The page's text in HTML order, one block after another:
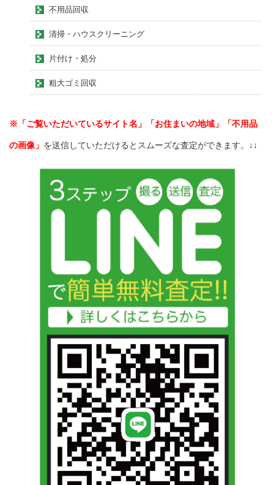
不用品回収
清掃・ハウスクリーニング
片付け・処分
粗大ゴミ回収
※「ご覧いただいているサイト名」「お住まいの地域」「不用品
の画像」 を送信していただけるとスムーズな査定ができます。↓↓